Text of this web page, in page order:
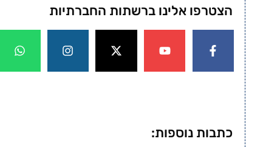
הצטרפו אלינו ברשתות החברתיות
כתבות נוספות: